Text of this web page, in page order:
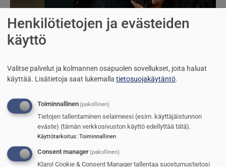
Droonien vihollinen
Kuva
Henkilötietojen ja evästeiden
käyttö
Valitse palvelut ja kolmannen osapuolen sovellukset, joita haluat
käyttää. Lisätietoja saat lukemalla tietosuojakäytäntö.
Toiminnallinen(pakollinen)
Tietojen tallentaminen selaimeesi (esim. käyttäjäistunnon
eväste) (tämän verkkosivuston käyttö edellyttää tätä).
Käyttötarkoitus: Toiminnallinen
Consent manager(pakollinen)
Klaro! Cookie & Consent Manager tallentaa suostumustietosi